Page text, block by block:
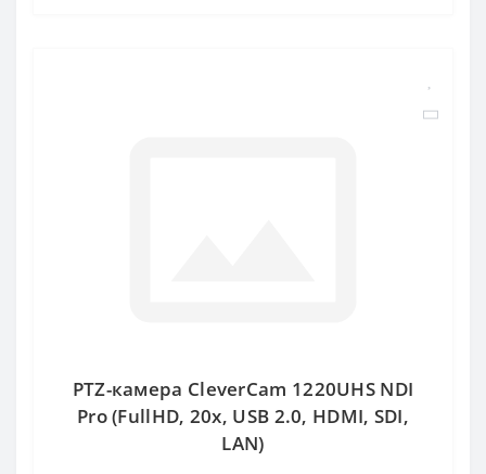
PTZ-камера CleverCam 1220UHS NDI
Pro (FullHD, 20x, USB 2.0, HDMI, SDI,
LAN)